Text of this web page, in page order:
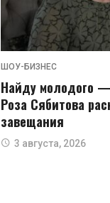
ШОУ-БИЗНЕС
Найду молодого
Роза Сябитова
завещания
3 августа, 2026